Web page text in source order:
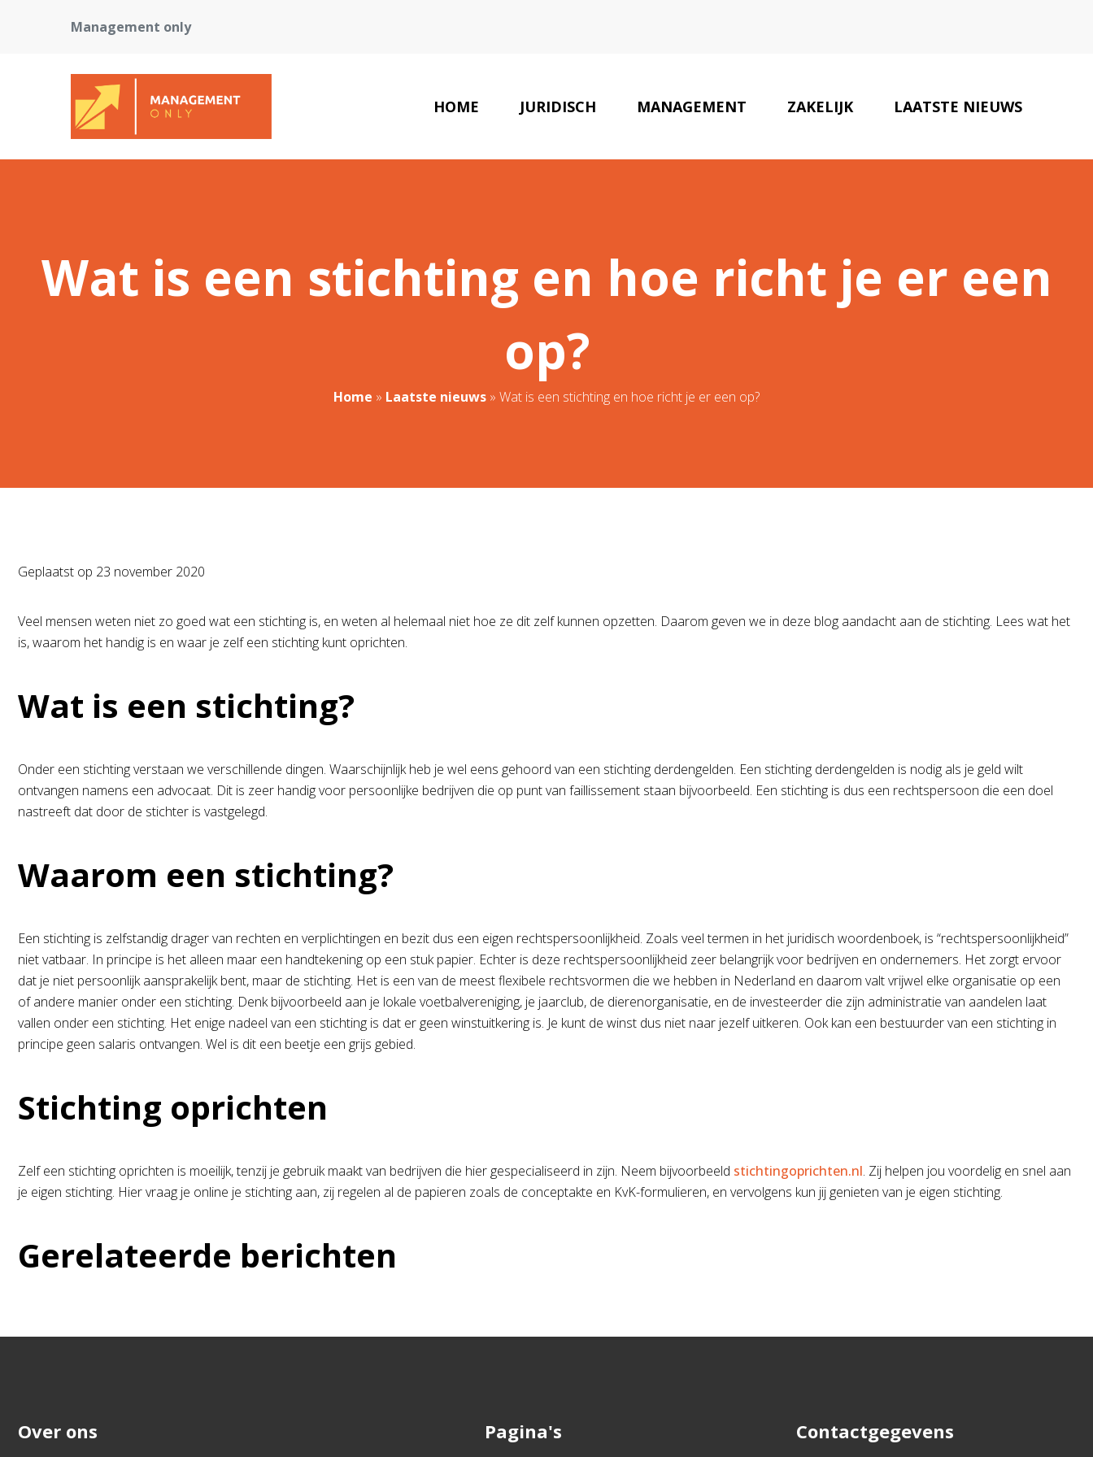
Management only
HOME JURIDISCH MANAGEMENT ZAKELIJK LAATSTE NIEUWS
Wat is een stichting en hoe richt je er een
op?
Home » Laatste nieuws » Wat is een stichting en hoe richt je er een op?
Geplaatst op 23 november 2020
Veel mensen weten niet zo goed wat een stichting is, en weten al helemaal niet hoe ze dit zelf kunnen opzetten. Daarom geven we in deze blog aandacht aan de stichting. Lees wat het
is, waarom het handig is en waar je zelf een stichting kunt oprichten.
Wat is een stichting?
Onder een stichting verstaan we verschillende dingen. Waarschijnlijk heb je wel eens gehoord van een stichting derdengelden. Een stichting derdengelden is nodig als je geld wilt
ontvangen namens een advocaat. Dit is zeer handig voor persoonlijke bedrijven die op punt van faillissement staan bijvoorbeeld. Een stichting is dus een rechtspersoon die een doel
nastreeft dat door de stichter is vastgelegd.
Waarom een stichting?
Een stichting is zelfstandig drager van rechten en verplichtingen en bezit dus een eigen rechtspersoonlijkheid. Zoals veel termen in het juridisch woordenboek, is “rechtspersoonlijkheid”
niet vatbaar. In principe is het alleen maar een handtekening op een stuk papier. Echter is deze rechtspersoonlijkheid zeer belangrijk voor bedrijven en ondernemers. Het zorgt ervoor
dat je niet persoonlijk aansprakelijk bent, maar de stichting. Het is een van de meest flexibele rechtsvormen die we hebben in Nederland en daarom valt vrijwel elke organisatie op een
of andere manier onder een stichting. Denk bijvoorbeeld aan je lokale voetbalvereniging, je jaarclub, de dierenorganisatie, en de investeerder die zijn administratie van aandelen laat
vallen onder een stichting. Het enige nadeel van een stichting is dat er geen winstuitkering is. Je kunt de winst dus niet naar jezelf uitkeren. Ook kan een bestuurder van een stichting in
principe geen salaris ontvangen. Wel is dit een beetje een grijs gebied.
Stichting oprichten
Zelf een stichting oprichten is moeilijk, tenzij je gebruik maakt van bedrijven die hier gespecialiseerd in zijn. Neem bijvoorbeeld stichtingoprichten.nl. Zij helpen jou voordelig en snel aan
je eigen stichting. Hier vraag je online je stichting aan, zij regelen al de papieren zoals de conceptakte en KvK-formulieren, en vervolgens kun jij genieten van je eigen stichting.
Gerelateerde berichten
Over ons Pagina's Contactgegevens